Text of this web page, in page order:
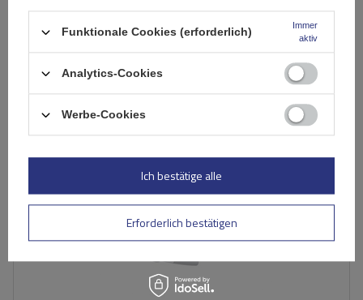
11. August
Funktionale Cookies (erforderlich)
Immer
aktiv
Analytics-Cookies
Werbe-Cookies
Erforderlich bestätigen
Ich bestätige alle